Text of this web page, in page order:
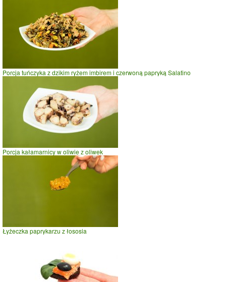
Porcja tuńczyka z dzikim ryżem imbirem i czerwoną papryką Salatino
Porcja kałamarnicy w oliwie z oliwek
Łyżeczka paprykarzu z łososia